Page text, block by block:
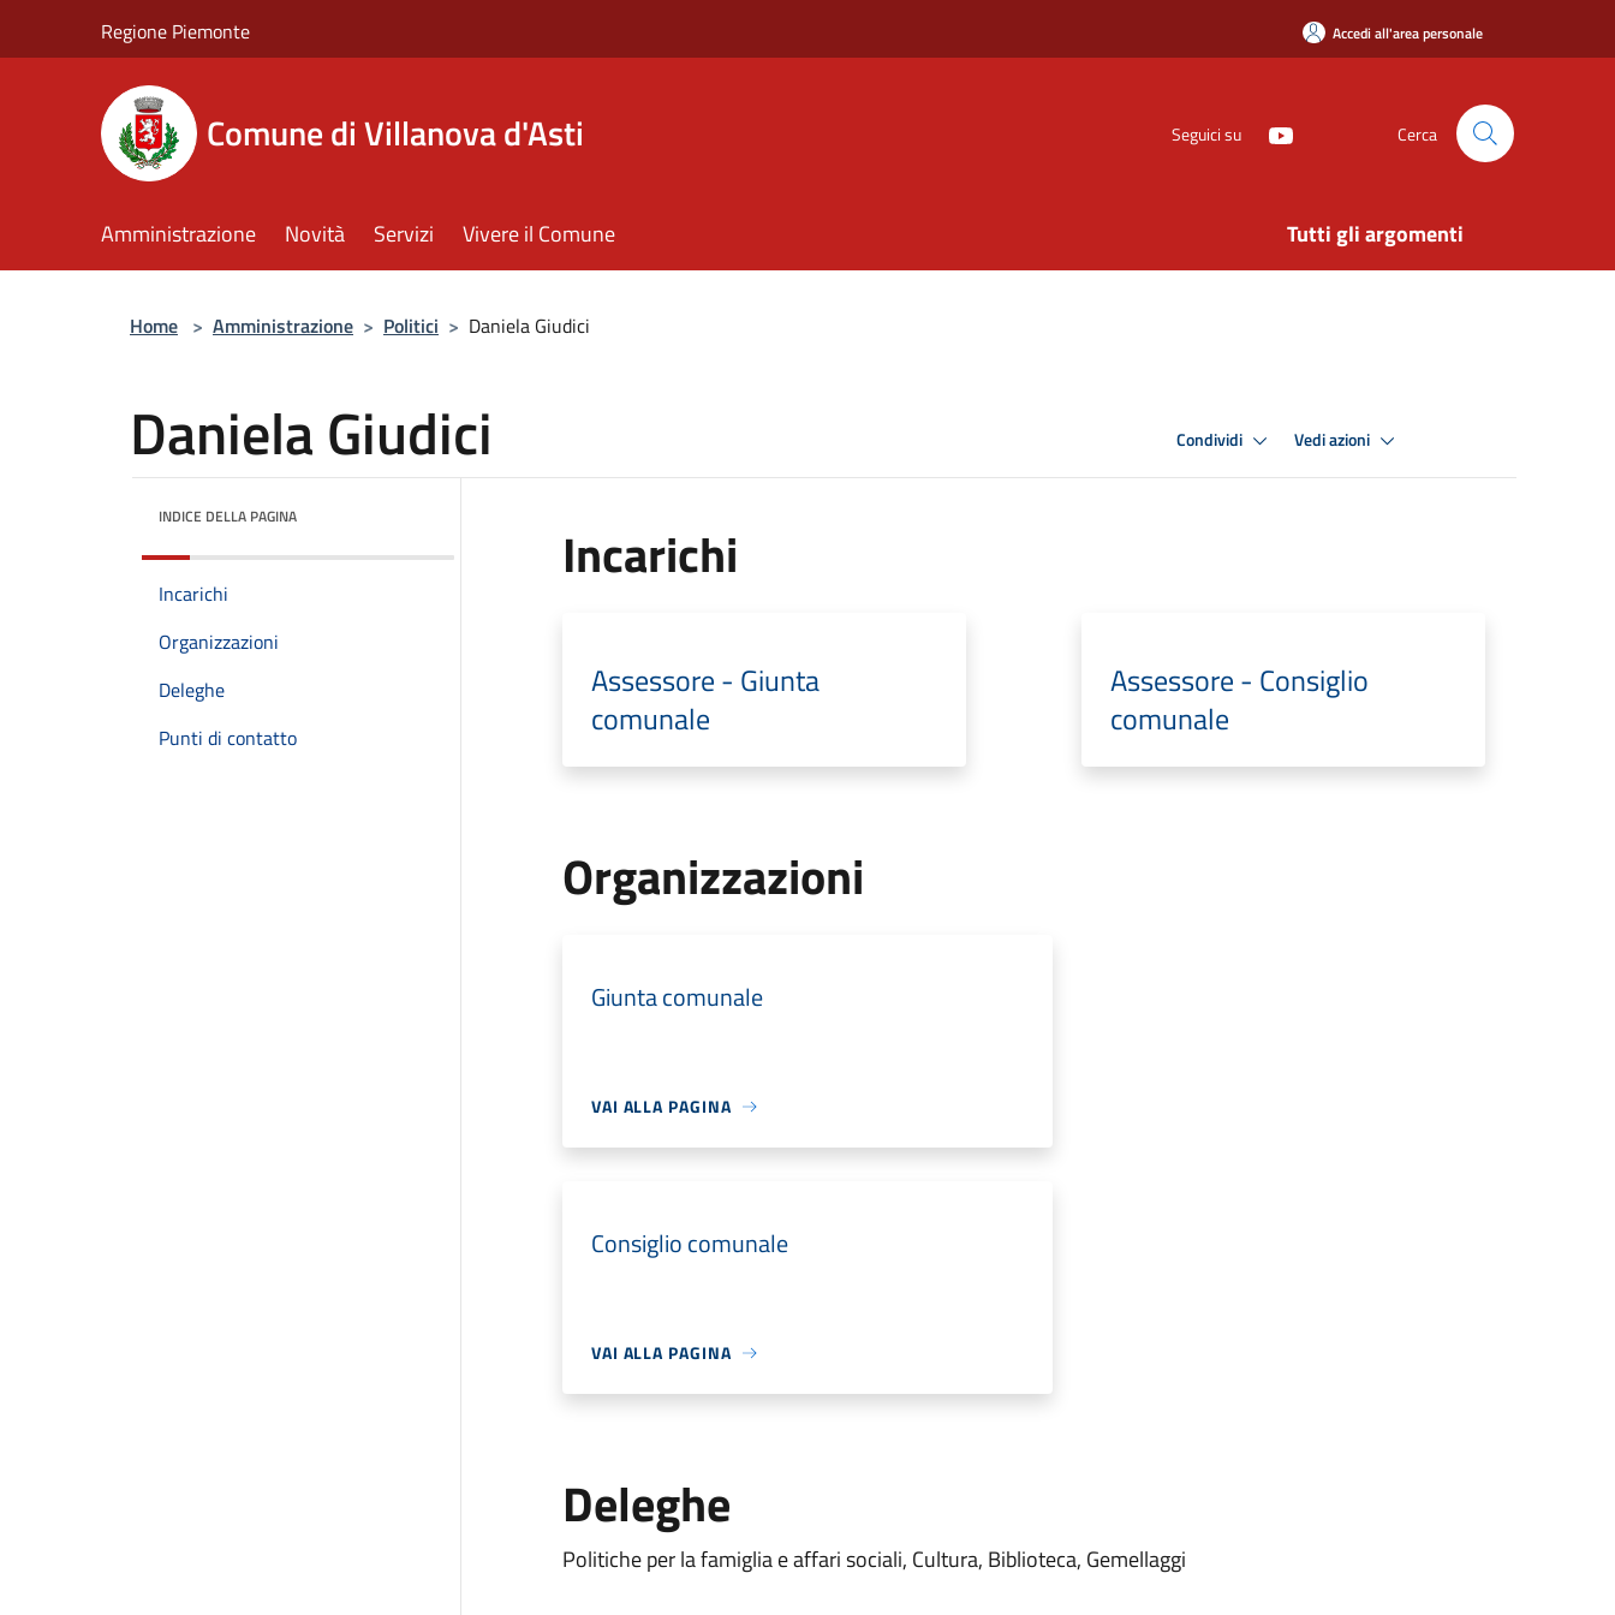
Regione Piemonte Accedi all'area personale
Comune di Villanova d'Asti Seguici su Cerca
Amministrazione Novità Servizi Vivere il Comune Tutti gli argomenti
Home > Amministrazione > Politici > Daniela Giudici
Daniela Giudici Condividi Vedi azioni
INDICE DELLA PAGINA
Incarichi
Organizzazioni
Deleghe
Punti di contatto
Incarichi
Assessore - Giunta
comunale
Assessore - Consiglio
comunale
Organizzazioni
Giunta comunale
VAI ALLA PAGINA
Consiglio comunale
VAI ALLA PAGINA
Deleghe
Politiche per la famiglia e affari sociali, Cultura, Biblioteca, Gemellaggi